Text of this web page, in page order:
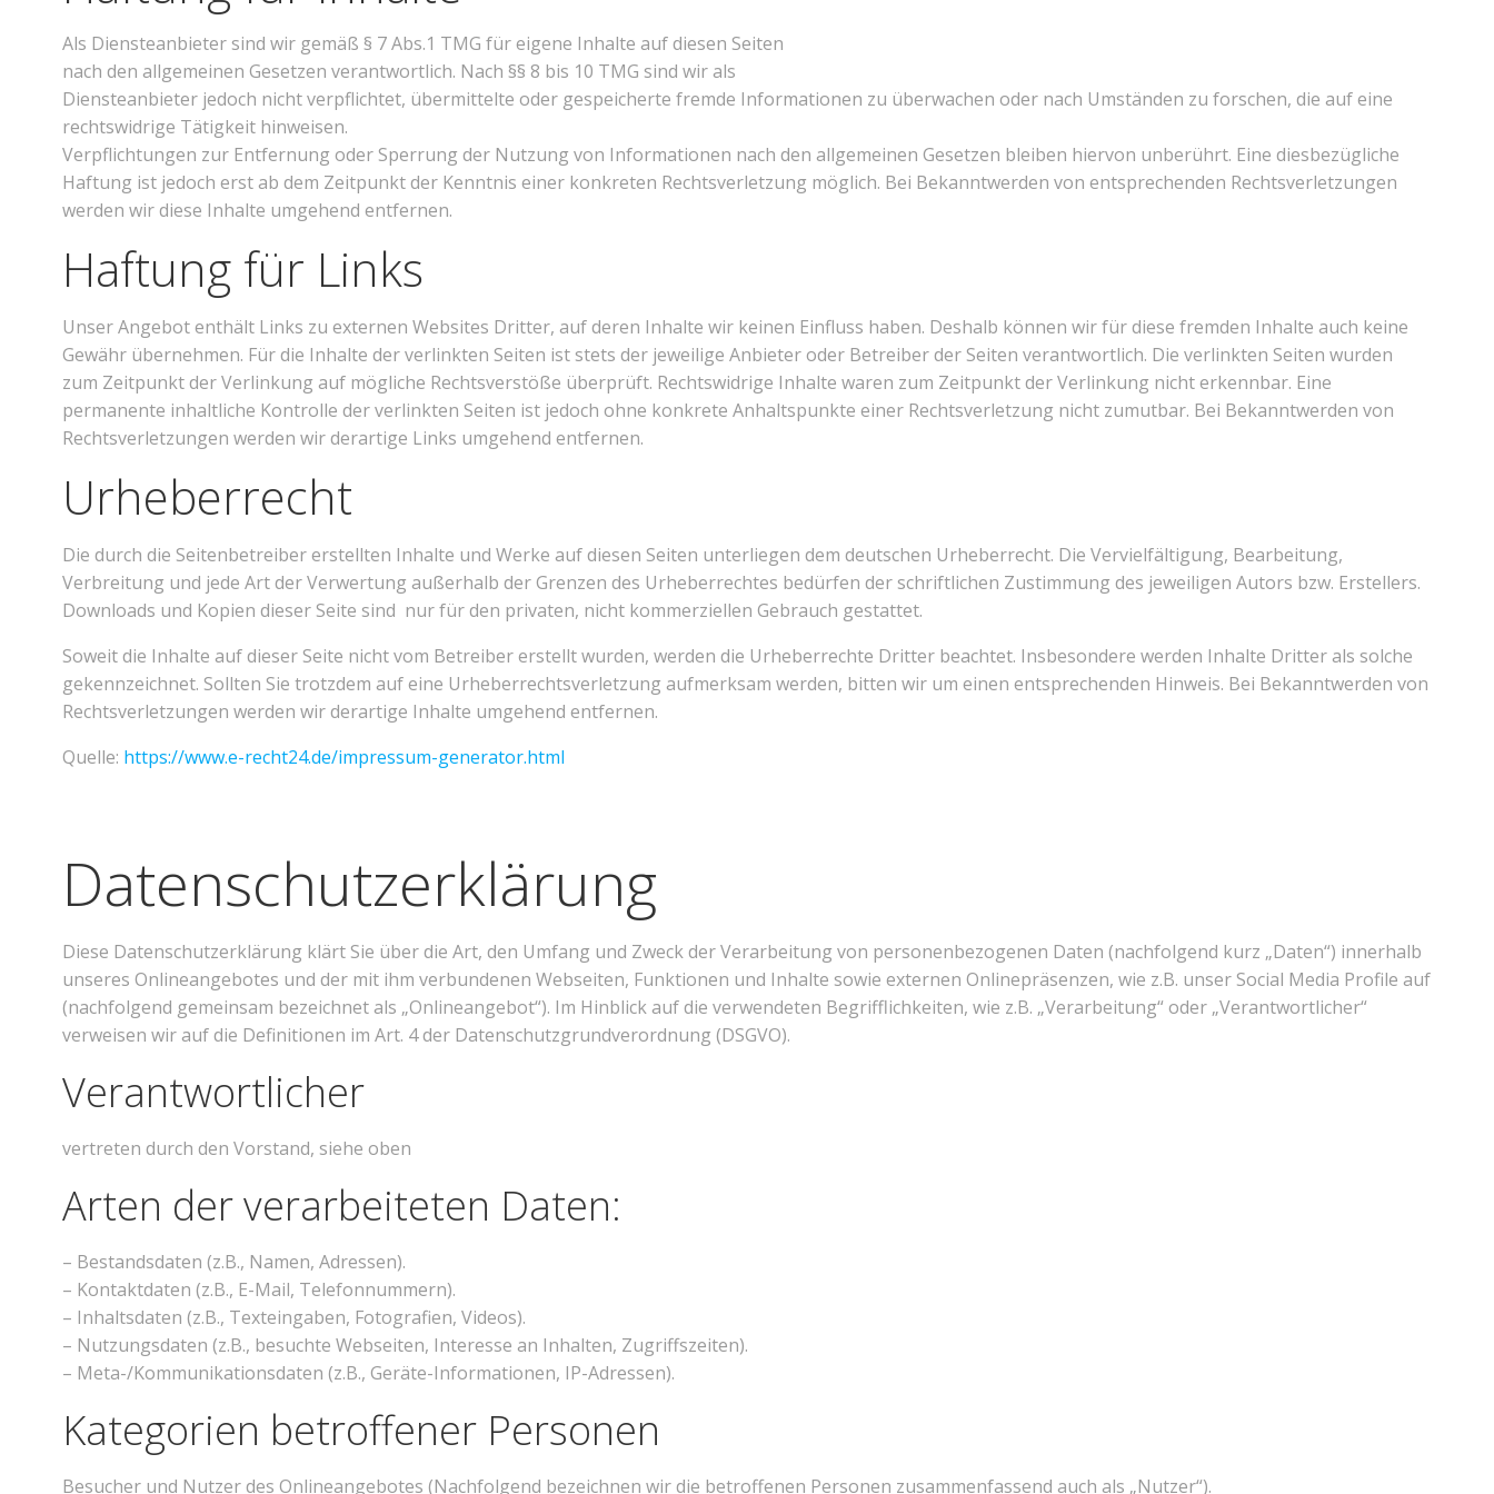
Als Diensteanbieter sind wir gemäß § 7 Abs.1 TMG für eigene Inhalte auf diesen Seiten
nach den allgemeinen Gesetzen verantwortlich. Nach §§ 8 bis 10 TMG sind wir als
Diensteanbieter jedoch nicht verpflichtet, übermittelte oder gespeicherte fremde Informationen zu überwachen oder nach Umständen zu forschen, die auf eine
rechtswidrige Tätigkeit hinweisen.
Verpflichtungen zur Entfernung oder Sperrung der Nutzung von Informationen nach den allgemeinen Gesetzen bleiben hiervon unberührt. Eine diesbezügliche
Haftung ist jedoch erst ab dem Zeitpunkt der Kenntnis einer konkreten Rechtsverletzung möglich. Bei Bekanntwerden von entsprechenden Rechtsverletzungen
werden wir diese Inhalte umgehend entfernen.
Haftung für Links
Unser Angebot enthält Links zu externen Websites Dritter, auf deren Inhalte wir keinen Einfluss haben. Deshalb können wir für diese fremden Inhalte auch keine
Gewähr übernehmen. Für die Inhalte der verlinkten Seiten ist stets der jeweilige Anbieter oder Betreiber der Seiten verantwortlich. Die verlinkten Seiten wurden
zum Zeitpunkt der Verlinkung auf mögliche Rechtsverstöße überprüft. Rechtswidrige Inhalte waren zum Zeitpunkt der Verlinkung nicht erkennbar. Eine
permanente inhaltliche Kontrolle der verlinkten Seiten ist jedoch ohne konkrete Anhaltspunkte einer Rechtsverletzung nicht zumutbar. Bei Bekanntwerden von
Rechtsverletzungen werden wir derartige Links umgehend entfernen.
Urheberrecht
Die durch die Seitenbetreiber erstellten Inhalte und Werke auf diesen Seiten unterliegen dem deutschen Urheberrecht. Die Vervielfältigung, Bearbeitung,
Verbreitung und jede Art der Verwertung außerhalb der Grenzen des Urheberrechtes bedürfen der schriftlichen Zustimmung des jeweiligen Autors bzw. Erstellers.
Downloads und Kopien dieser Seite sind nur für den privaten, nicht kommerziellen Gebrauch gestattet.
Soweit die Inhalte auf dieser Seite nicht vom Betreiber erstellt wurden, werden die Urheberrechte Dritter beachtet. Insbesondere werden Inhalte Dritter als solche
gekennzeichnet. Sollten Sie trotzdem auf eine Urheberrechtsverletzung aufmerksam werden, bitten wir um einen entsprechenden Hinweis. Bei Bekanntwerden von
Rechtsverletzungen werden wir derartige Inhalte umgehend entfernen.
Quelle: https://www.e-recht24.de/impressum-generator.html
Datenschutzerklärung
Diese Datenschutzerklärung klärt Sie über die Art, den Umfang und Zweck der Verarbeitung von personenbezogenen Daten (nachfolgend kurz „Daten“) innerhalb
unseres Onlineangebotes und der mit ihm verbundenen Webseiten, Funktionen und Inhalte sowie externen Onlinepräsenzen, wie z.B. unser Social Media Profile auf
(nachfolgend gemeinsam bezeichnet als „Onlineangebot“). Im Hinblick auf die verwendeten Begrifflichkeiten, wie z.B. „Verarbeitung“ oder „Verantwortlicher“
verweisen wir auf die Definitionen im Art. 4 der Datenschutzgrundverordnung (DSGVO).
Verantwortlicher
vertreten durch den Vorstand, siehe oben
Arten der verarbeiteten Daten:
– Bestandsdaten (z.B., Namen, Adressen).
– Kontaktdaten (z.B., E-Mail, Telefonnummern).
– Inhaltsdaten (z.B., Texteingaben, Fotografien, Videos).
– Nutzungsdaten (z.B., besuchte Webseiten, Interesse an Inhalten, Zugriffszeiten).
– Meta-/Kommunikationsdaten (z.B., Geräte-Informationen, IP-Adressen).
Kategorien betroffener Personen
Besucher und Nutzer des Onlineangebotes (Nachfolgend bezeichnen wir die betroffenen Personen zusammenfassend auch als „Nutzer“).